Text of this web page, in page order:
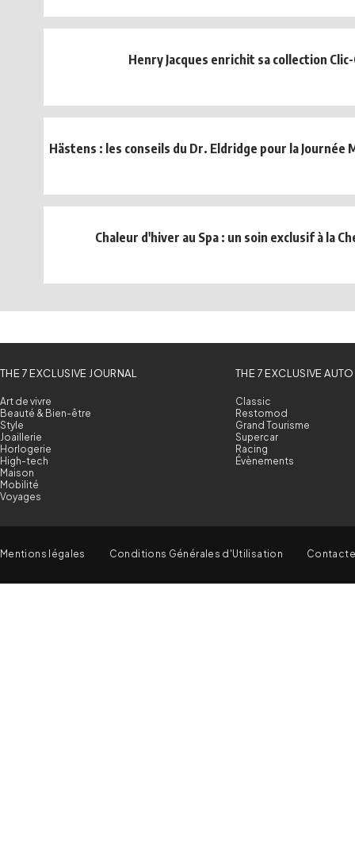
Henry Jacques enrichit sa collection Clic-
Hästens : les conseils du Dr. Eldridge pour la Journée
Chaleur d'hiver au Spa : un soin exclusif à la
THE 7 EXCLUSIVE JOURNAL
Art de vivre
Beauté & Bien-être
Style
Joaillerie
Horlogerie
High-tech
Maison
Mobilité
Voyages
THE 7 EXCLUSIVE AUTO
Classic
Restomod
Grand Tourisme
Supercar
Racing
Évènements
Mentions légales Conditions Générales d'Utilisation